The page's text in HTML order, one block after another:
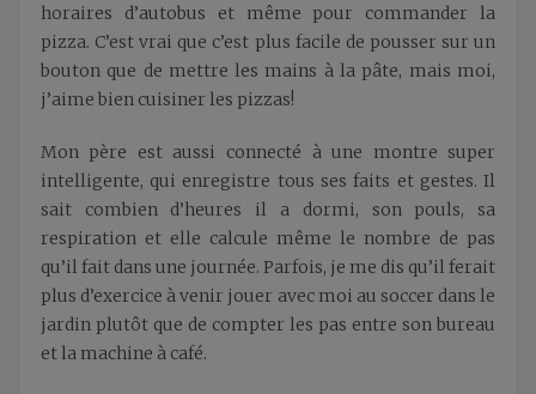
horaires d’autobus et même pour commander la
pizza. C’est vrai que c’est plus facile de pousser sur un
bouton que de mettre les mains à la pâte, mais moi,
j’aime bien cuisiner les pizzas!
Mon père est aussi connecté à une montre super
intelligente, qui enregistre tous ses faits et gestes. Il
sait combien d’heures il a dormi, son pouls, sa
respiration et elle calcule même le nombre de pas
qu’il fait dans une journée. Parfois, je me dis qu’il ferait
plus d’exercice à venir jouer avec moi au soccer dans le
jardin plutôt que de compter les pas entre son bureau
et la machine à café.